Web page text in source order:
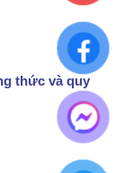
thức và quy